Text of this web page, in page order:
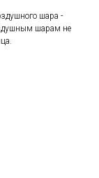
шара -
шарам не